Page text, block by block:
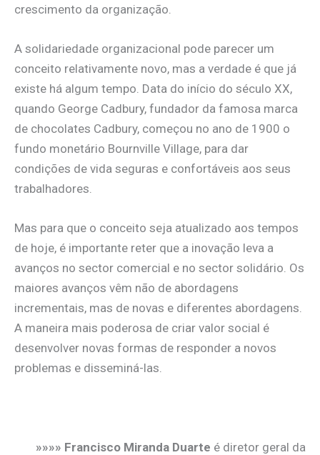
crescimento da organização.
A solidariedade organizacional pode parecer um
conceito relativamente novo, mas a verdade é que já
existe há algum tempo. Data do início do século XX,
quando George Cadbury, fundador da famosa marca
de chocolates Cadbury, começou no ano de 1900 o
fundo monetário Bournville Village, para dar
condições de vida seguras e confortáveis aos seus
trabalhadores.
Mas para que o conceito seja atualizado aos tempos
de hoje, é importante reter que a inovação leva a
avanços no sector comercial e no sector solidário. Os
maiores avanços vêm não de abordagens
incrementais, mas de novas e diferentes abordagens.
A maneira mais poderosa de criar valor social é
desenvolver novas formas de responder a novos
problemas e disseminá-las.
»»»» Francisco Miranda Duarte é diretor geral da